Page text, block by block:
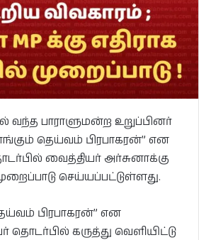
வந்த பாராளுமன்ற உறுப்பினர்
தெய்வம் பிரபாகரன்” என
வைத்தியர் அர்சுனாக்கு
செய்யப்பட்டுள்ளது.
பிரபாகரன்” என
கருத்து வெளியிட்டு